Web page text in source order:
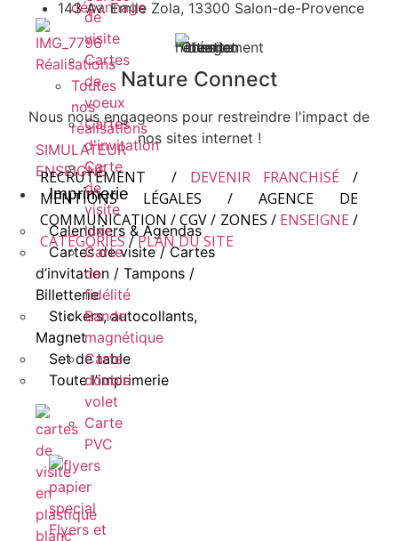
dépannage
Réalisations
Toutes
nos
réalisations
SIMULATEUR
ENSEIGNE
Imprimerie
Calendriers & Agendas
Cartes de visite / Cartes
d’invitation / Tampons /
Billetterie
Stickers, autocollants,
Magnet
Set de table
Toute l’imprimerie
de
visite
Cartes
de
voeux
Cartes
d'invitation
Carte
de
visite
luxe
Carte
de
fidélité
Bande
magnétique
Carte
double
volet
Carte
PVC
Flyers et
143 Av. Emile Zola, 13300 Salon-de-Provence
Nature Connect
Nous nous engageons pour restreindre l'impact de
nos sites internet !
RECRUTEMENT / DEVENIR FRANCHISÉ
/
MENTIONS LÉGALES / AGENCE DE
COMMUNICATION /CGV/ ZONES / ENSEIGNE /
CATÉGORIES/PLAN DU SITE